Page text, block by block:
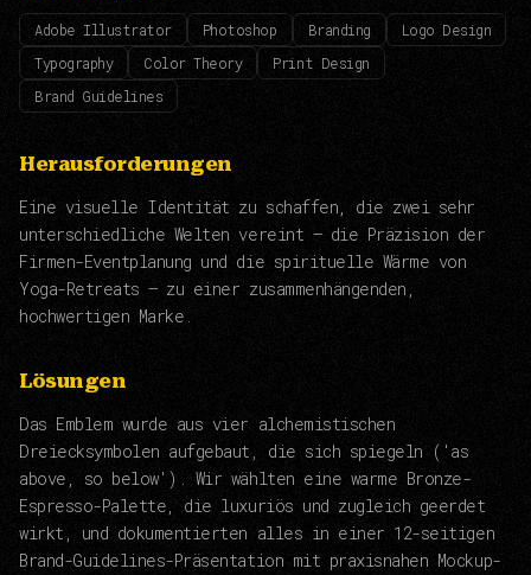
Adobe Illustrator Photoshop Branding
Logo Design
Typography
Color Theory
Print Design
Brand Guidelines
Herausforderungen
Eine visuelle Identität zu schaffen, die zwei sehr
unterschiedliche Welten vereint — die Präzision der
Firmen-Eventplanung und die spirituelle Wärme von
Yoga-Retreats — zu einer zusammenhängenden,
hochwertigen Marke.
Lösungen
Das Emblem wurde aus vier alchemistischen
Dreiecksymbolen aufgebaut, die sich spiegeln ('as
above, so below'). Wir wählten eine warme Bronze-
Espresso-Palette, die luxuriös und zugleich geerdet
wirkt, und dokumentierten alles in einer 12-seitigen
Brand-Guidelines-Präsentation mit praxisnahen Mockup-